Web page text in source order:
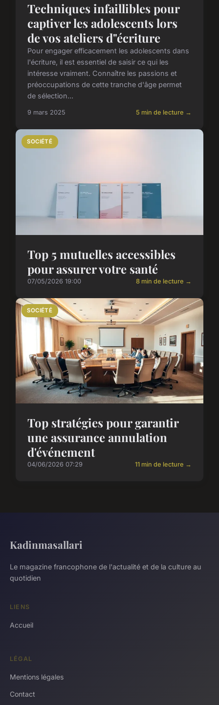
Techniques infaillibles pour
captiver les adolescents lors
de vos ateliers d"écriture
Pour engager efficacement les adolescents dans
l'écriture, il est essentiel de saisir ce qui les
intéresse vraiment. Connaître les passions et
préoccupations de cette tranche d'âge permet
de sélection...
9 mars 2025 5 min de lecture →
SOCIÉTÉ
Top 5 mutuelles accessibles
pour assurer votre santé
07/05/2026 19:00 8 min de lecture →
SOCIÉTÉ
Top stratégies pour garantir
une assurance annulation
d'événement
04/06/2026 07:29 11 min de lecture →
Kadinmasallari
Le magazine francophone de l'actualité et de la culture au
quotidien
LIENS
Accueil
LÉGAL
Mentions légales
Contact